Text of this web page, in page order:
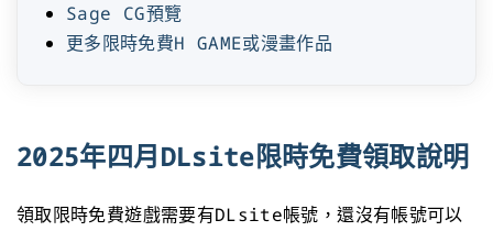
Sage CG預覽
更多限時免費H GAME或漫畫作品
2025年四月DLsite限時免費領取說明
領取限時免費遊戲需要有DLsite帳號，還沒有帳號可以